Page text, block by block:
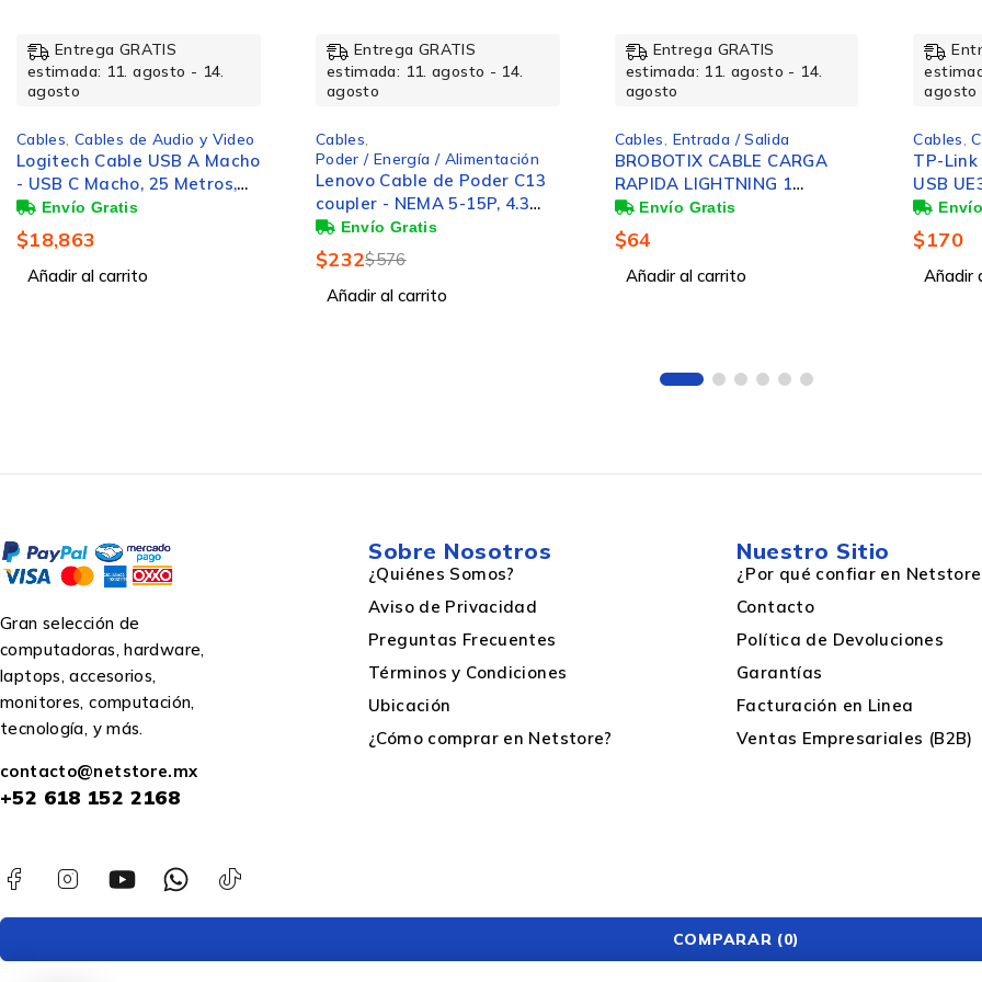
Características
Entrega GRATIS
estimada: 11. agosto - 14.
agosto
Cables
Poder / Energía / Alimentación
Lenovo Cable de Poder C13
coupler - NEMA 5-15P, 4.3
Metros, Negro
Entrega GRATIS
estimada: 11. agosto - 14.
agosto
Cables
BROBOTIX CABLE CARGA
RAPIDA LIGHTNING 1
METRO COLOR ROSA ,
Compatible con Apple iPad
iPhone Celular Telefono -
Cable USB 1 Conector A
Macho a Conector Lightning
$64
Entrega GRATIS
estimada: 11. agosto - 14.
agosto
Cables Cables de Red
TP-Link Adaptador de Red
USB UE306, USB-A 3.0
Macho - Gigabit Ethernet
RJ-45 Hembra, 1 Gbit/s,
Negro
$170
Añadir al carrito
agosto
Cables ,
TP-
UE300,
$171
Añadir
Gran selección de
computadoras, hardware,
laptops, accesorios,
monitores, computación,
tecnología, y más.
contacto@netstore.mx
+52 618 152 2168
Sobre Nosotros
¿Quiénes Somos?
Aviso de Privacidad
Preguntas Frecuentes
Términos y Condiciones
Ubicación
¿Cómo comprar en Netstore?
Nuestro Sitio
¿Por qué confiar en
Contacto
Política de Devoluciones
Garantías
Facturación en Linea
Ventas Empresariales (B2B)
COMPARAR (0)